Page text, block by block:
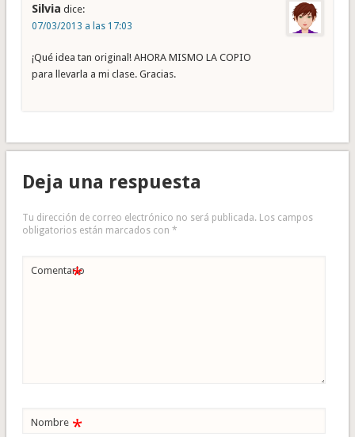
Silvia dice:
07/03/2013 a las 17:03
¡Qué idea tan original! AHORA MISMO LA COPIO
para llevarla a mi clase. Gracias.
Deja una respuesta
Tu dirección de correo electrónico no será publicada. Los campos
obligatorios están marcados con *
Comentario
*
Nombre *